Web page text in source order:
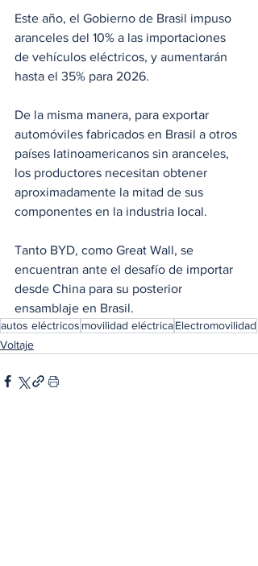
Este año, el Gobierno de Brasil impuso
aranceles del 10% a las importaciones
de vehículos eléctricos, y aumentarán
hasta el 35% para 2026.
De la misma manera, para exportar
automóviles fabricados en Brasil a otros
países latinoamericanos sin aranceles,
los productores necesitan obtener
aproximadamente la mitad de sus
componentes en la industria local.
Tanto BYD, como Great Wall, se
encuentran ante el desafío de importar
desde China para su posterior
ensamblaje en Brasil.
autos eléctricos movilidad eléctricaElectromovilidad
Voltaje